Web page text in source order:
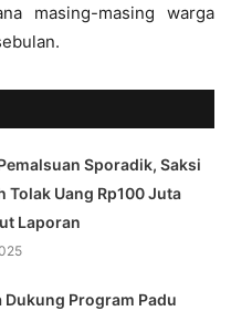
masing-masing warga
Sporadik, Saksi
Tolak Uang Rp100 Juta
Laporan
Dukung Program Padu